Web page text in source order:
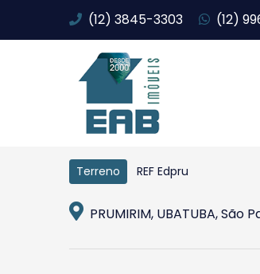
(12) 3845-3303 (12)
Terreno REF Edpru
PRUMIRIM, UBATUBA, São